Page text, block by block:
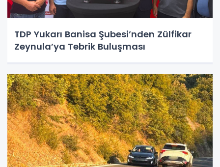
TDP Yukarı Banisa Şubesi’nden Zülfikar
Zeynula’ya Tebrik Buluşması